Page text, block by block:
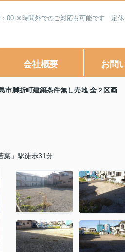
：00 ※時間外でのご対応も可能です 定
会社概要 お問
市脚折町建築条件無し売地 全２区画
葉」駅徒歩31分